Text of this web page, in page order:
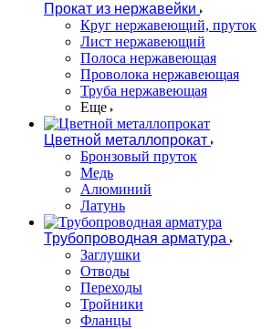
Прокат из нержавейки
Круг нержавеющий, пруток
Лист нержавеющий
Полоса нержавеющая
Проволока нержавеющая
Труба нержавеющая
Еще
Цветной металлопрокат
Бронзовый пруток
Медь
Алюминий
Латунь
Трубопроводная арматура
Заглушки
Отводы
Переходы
Тройники
Фланцы